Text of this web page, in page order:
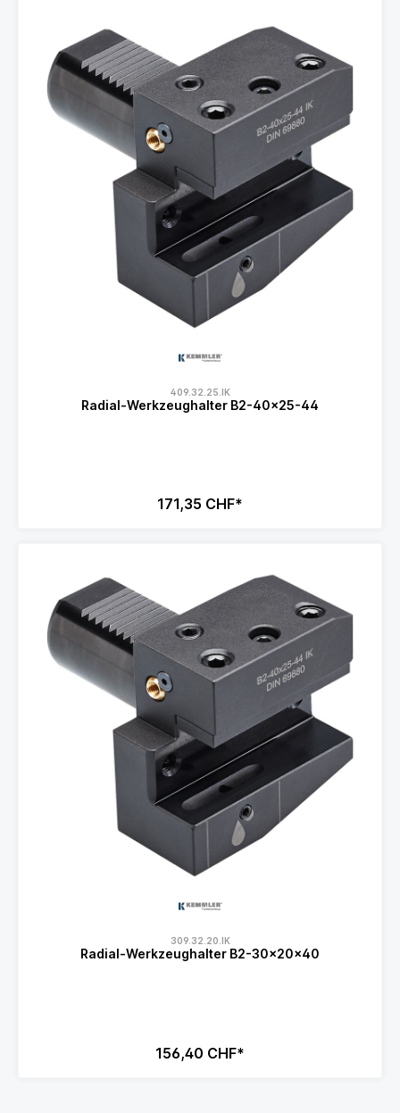
409.32.25.IK
Radial-Werkzeughalter B2-40x25-44
171,35 CHF*
309.32.20.IK
Radial-Werkzeughalter B2-30x20x40
156,40 CHF*